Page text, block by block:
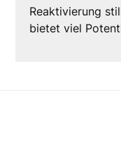
Reaktivierung
bietet viel